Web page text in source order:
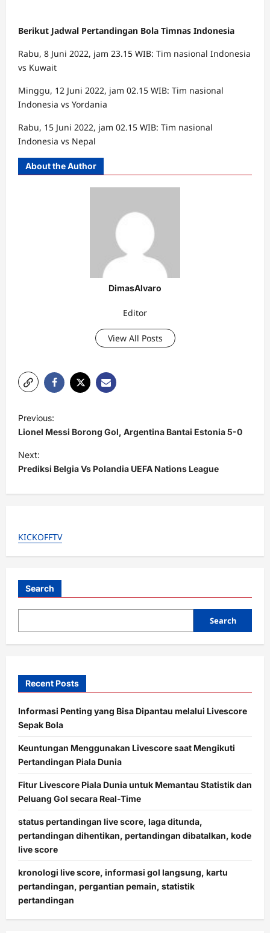
Berikut Jadwal Pertandingan Bola Timnas Indonesia
Rabu, 8 Juni 2022, jam 23.15 WIB: Tim nasional Indonesia
vs Kuwait
Minggu, 12 Juni 2022, jam 02.15 WIB: Tim nasional
Indonesia vs Yordania
Rabu, 15 Juni 2022, jam 02.15 WIB: Tim nasional
Indonesia vs Nepal
About the Author
DimasAlvaro
Editor
View All Posts
o
s
t
i
g
a
t
o
Previous:
Lionel Messi Borong Gol, Argentina Bantai Estonia 5-0
Next:
Prediksi Belgia Vs Polandia UEFA Nations League
KICKOFFTV
Search
Search
Recent Posts
Informasi Penting yang Bisa Dipantau melalui Livescore
Sepak Bola
Keuntungan Menggunakan Livescore saat Mengikuti
Pertandingan Piala Dunia
Fitur Livescore Piala Dunia untuk Memantau Statistik dan
Peluang Gol secara Real-Time
status pertandingan live score, laga ditunda,
pertandingan dihentikan, pertandingan dibatalkan, kode
live score
kronologi live score, informasi gol langsung, kartu
pertandingan, pergantian pemain, statistik
pertandingan